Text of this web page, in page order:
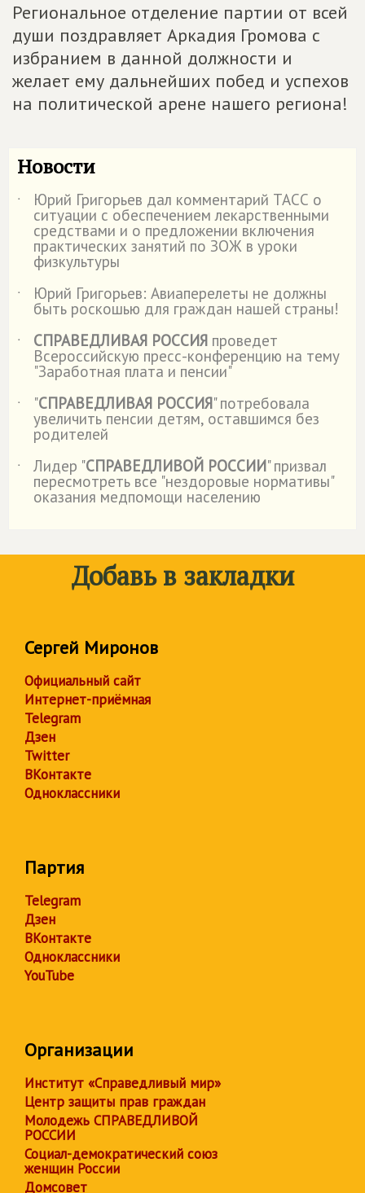
Региональное отделение партии от всей
души поздравляет Аркадия Громова с
избранием в данной должности и
желает ему дальнейших побед и успехов
на политической арене нашего региона!
Новости
˙ Юрий Григорьев дал комментарий ТАСС о
ситуации с обеспечением лекарственными
средствами и о предложении включения
практических занятий по ЗОЖ в уроки
физкультуры
˙
Юрий Григорьев: Авиаперелеты не должны
быть роскошью для граждан нашей страны!
˙
СПРАВЕДЛИВАЯ РОССИЯ проведет
Всероссийскую пресс-конференцию на тему
"Заработная плата и пенсии"
˙
"СПРАВЕДЛИВАЯ РОССИЯ" потребовала
увеличить пенсии детям, оставшимся без
родителей
˙
Лидер "СПРАВЕДЛИВОЙ РОССИИ" призвал
пересмотреть все "нездоровые нормативы"
оказания медпомощи населению
Добавь в закладки
Сергей Миронов
Официальный сайт
Интернет-приёмная
Telegram
Дзен
Twitter
ВКонтакте
Одноклассники
Партия
Telegram
Дзен
ВКонтакте
Одноклассники
YouTube
Организации
Институт «Справедливый мир»
Центр защиты прав граждан
Молодежь СПРАВЕДЛИВОЙ
РОССИИ
Социал-демократический союз
женщин России
Домсовет